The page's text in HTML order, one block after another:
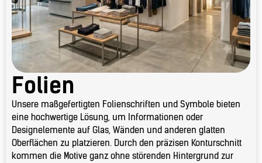
Folien
Unsere maßgefertigten Folienschriften und Symbole bieten
eine hochwertige Lösung, um Informationen oder
Designelemente auf Glas, Wänden und anderen glatten
Oberflächen zu platzieren. Durch den präzisen Konturschnitt
kommen die Motive ganz ohne störenden Hintergrund zur